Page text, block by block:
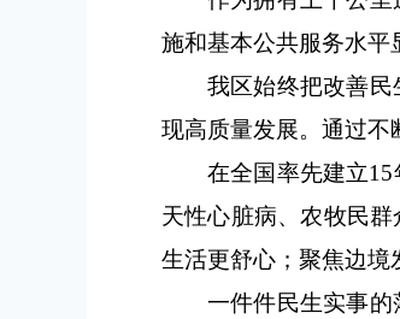
施和基本公共服务水平
我区始终把改善
现高质量发展。通过不
在全国率先建立
天性心脏病、农牧民
生活更舒心；聚焦边
一件件民生实事的